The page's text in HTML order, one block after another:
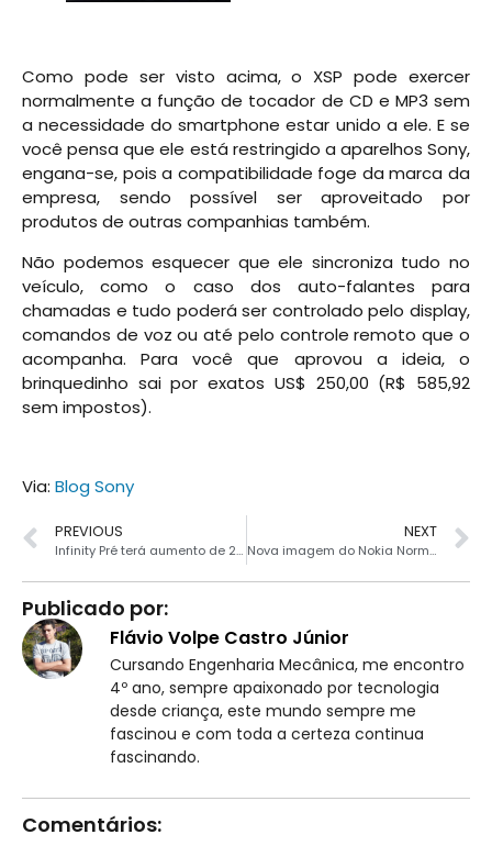
Como pode ser visto acima, o XSP pode exercer
normalmente a função de tocador de CD e MP3 sem
a necessidade do smartphone estar unido a ele. E se
você pensa que ele está restringido a aparelhos Sony,
engana-se, pois a compatibilidade foge da marca da
empresa, sendo possível ser aproveitado por
produtos de outras companhias também.
Não podemos esquecer que ele sincroniza tudo no
veículo, como o caso dos auto-falantes para
chamadas e tudo poderá ser controlado pelo display,
comandos de voz ou até pelo controle remoto que o
acompanha. Para você que aprovou a ideia, o
brinquedinho sai por exatos US$ 250,00 (R$ 585,92
sem impostos).
Via: Blog Sony
PREVIOUS
Infinity Pré terá aumento de 20% em algumas tarifas
NEXT
Nova imagem do Nokia Normandy surge rodando Android
Publicado por:
Flávio Volpe Castro Júnior
Cursando Engenharia Mecânica, me encontro
4º ano, sempre apaixonado por tecnologia
desde criança, este mundo sempre me
fascinou e com toda a certeza continua
fascinando.
Comentários: